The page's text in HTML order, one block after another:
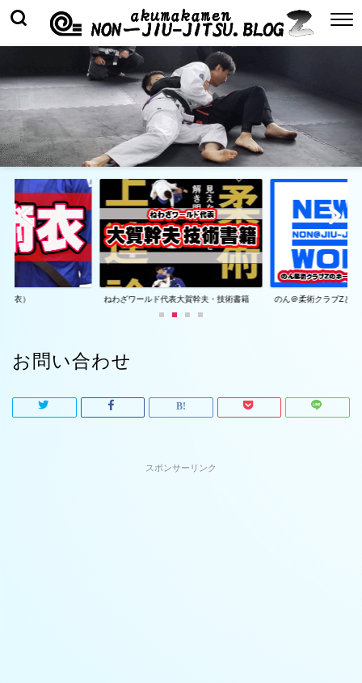
（衣） ねわざワールド代表大賀幹夫・技術書籍 のん＠柔術クラブZとは
お問い合わせ
スポンサーリンク